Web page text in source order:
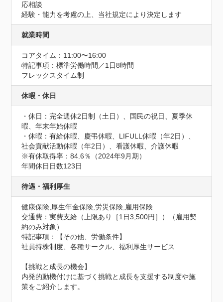
応相談
経験・能力を考慮の上、当社規定により決定します
就業時間
コアタイム：11:00〜16:00
特記事項：標準労働時間／1日8時間
フレックスタイム制
休暇・休日
・休日：完全週休2日制（土日）、国民の祝日、夏季休
暇、年末年始休暇
・休暇：有給休暇、慶弔休暇、LIFULL休暇（年2日）、
社会貢献活動休暇（年2日）、看護休暇、介護休暇
※有休取得率：84.6％（2024年9月期）
年間休日日数123日
待遇・福利厚生
健康保険,厚生年金保険,労災保険,雇用保険
交通費：実費支給（上限あり［1日3,500円］）（雇用契
約のみ対象）
特記事項：【その他、労働条件】
社員持株制度、各種サークル、福利厚生サービス
【挑戦と成長の機会】
内発的動機付けに基づく挑戦と成長を支援する制度や施
策をご紹介します。